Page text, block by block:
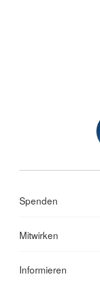
Spenden
Mitwirken
Informieren